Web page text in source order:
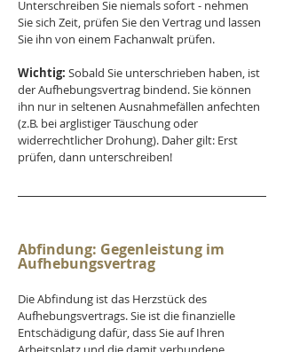
Unterschreiben Sie niemals sofort - nehmen
Sie sich Zeit, prüfen Sie den Vertrag und lassen
Sie ihn von einem Fachanwalt prüfen.
Wichtig: Sobald Sie unterschrieben haben, ist
der Aufhebungsvertrag bindend. Sie können
ihn nur in seltenen Ausnahmefällen anfechten
(z.B. bei arglistiger Täuschung oder
widerrechtlicher Drohung). Daher gilt: Erst
prüfen, dann unterschreiben!
Abfindung: Gegenleistung im
Aufhebungsvertrag
Die Abfindung ist das Herzstück des
Aufhebungsvertrags. Sie ist die finanzielle
Entschädigung dafür, dass Sie auf Ihren